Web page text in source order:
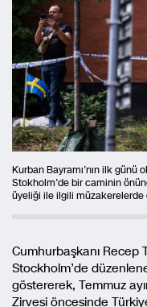
Kurban Bayramı’nın ilk günü
Stokholm’de bir caminin
üyeliği ile ilgili müzakerelerde
Cumhurbaşkanı Recep
Stockholm’de
göstererek, Temmuz
Zirvesi öncesinde